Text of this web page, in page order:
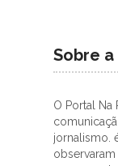
Sobre a
O Portal Na
jornalismo.